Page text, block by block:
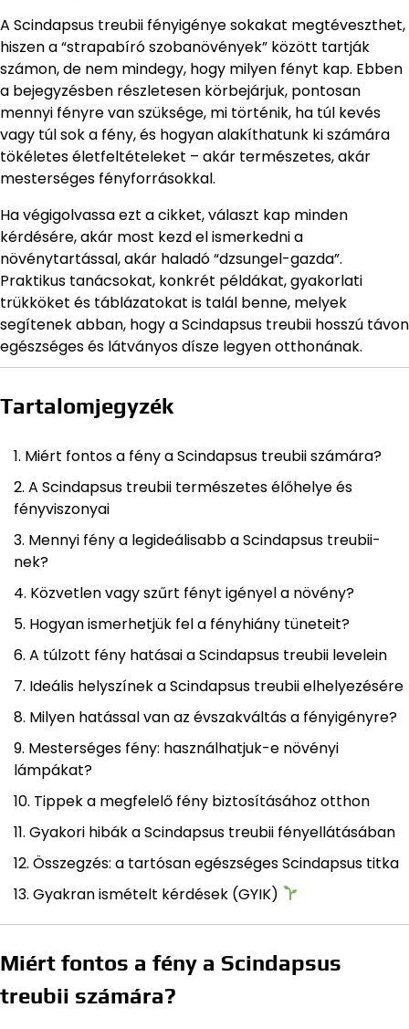
A Scindapsus treubii fényigénye sokakat megtéveszthet,
hiszen a “strapabíró szobanövények” között tartják
számon, de nem mindegy, hogy milyen fényt kap. Ebben
a bejegyzésben részletesen körbejárjuk, pontosan
mennyi fényre van szüksége, mi történik, ha túl kevés
vagy túl sok a fény, és hogyan alakíthatunk ki számára
tökéletes életfeltételeket – akár természetes, akár
mesterséges fényforrásokkal.
Ha végigolvassa ezt a cikket, választ kap minden
kérdésére, akár most kezd el ismerkedni a
növénytartással, akár haladó “dzsungel-gazda”.
Praktikus tanácsokat, konkrét példákat, gyakorlati
trükköket és táblázatokat is talál benne, melyek
segítenek abban, hogy a Scindapsus treubii hosszú távon
egészséges és látványos dísze legyen otthonának.
Tartalomjegyzék
Miért fontos a fény a Scindapsus treubii számára?
A Scindapsus treubii természetes élőhelye és
fényviszonyai
Mennyi fény a legideálisabb a Scindapsus treubii-
nek?
Közvetlen vagy szűrt fényt igényel a növény?
Hogyan ismerhetjük fel a fényhiány tüneteit?
A túlzott fény hatásai a Scindapsus treubii levelein
Ideális helyszínek a Scindapsus treubii elhelyezésére
Milyen hatással van az évszakváltás a fényigényre?
Mesterséges fény: használhatjuk-e növényi
lámpákat?
Tippek a megfelelő fény biztosításához otthon
Gyakori hibák a Scindapsus treubii fényellátásában
Összegzés: a tartósan egészséges Scindapsus titka
Gyakran ismételt kérdések (GYIK)
Miért fontos a fény a Scindapsus
treubii számára?